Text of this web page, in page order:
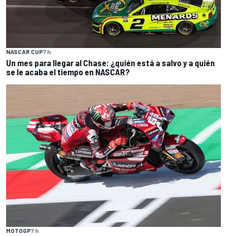
NASCAR CUP7 h
Un mes para llegar al Chase: ¿quién está a salvo y a quién
se le acaba el tiempo en NASCAR?
MOTOGP7 h